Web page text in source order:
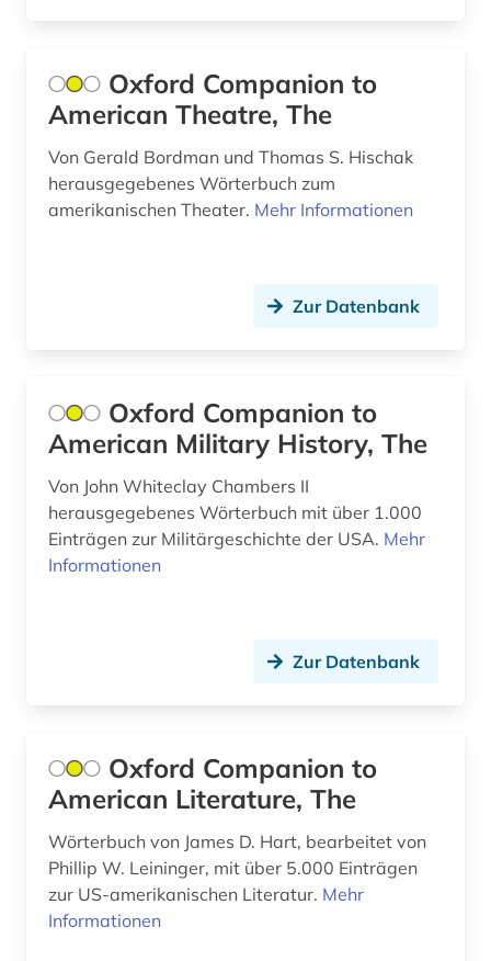
fid asien (3)
fid darstellende kunst (1)
fid geschichtswissenschaft (3)
fid lateinamerika (9)
filmwissenschaft (1)
finanzstatistik (1)
finanzwirtschaft (1)
firma (1)
florida (2)
forschungsstrategie (1)
forstwirtschaft (1)
fotografie (2)
franklin (1)
frankreich (3)
Oxford Companion to
American Theatre, The
Von Gerald Bordman und Thomas S. Hischak
herausgegebenes Wörterbuch zum
amerikanischen Theater. Mehr Informationen
Zur Datenbank
Oxford Companion to
American Military History, The
Von John Whiteclay Chambers II
herausgegebenes Wörterbuch mit über 1.000
Einträgen zur Militärgeschichte der USA. Mehr
Informationen
Zur Datenbank
Oxford Companion to
American Literature, The
Wörterbuch von James D. Hart, bearbeitet von
Phillip W. Leininger, mit über 5.000 Einträgen
zur US-amerikanischen Literatur. Mehr
Informationen